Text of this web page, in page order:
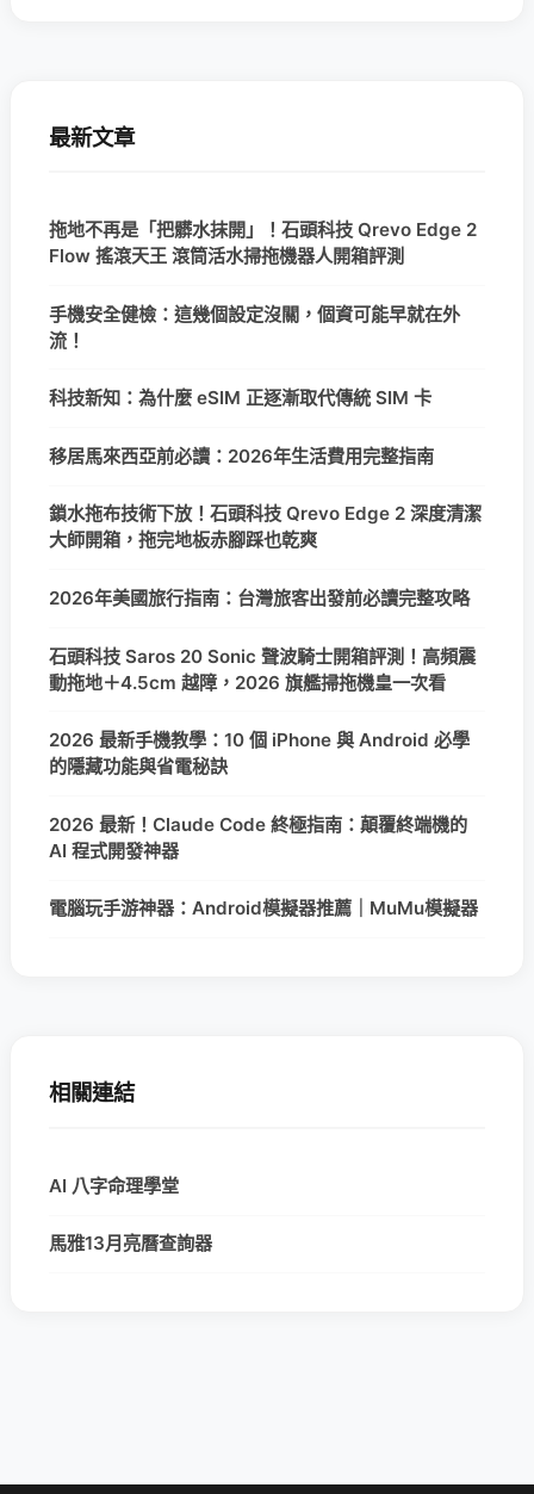
最新文章
拖地不再是「把髒水抹開」！石頭科技 Qrevo Edge 2
Flow 搖滾天王 滾筒活水掃拖機器人開箱評測
手機安全健檢：這幾個設定沒關，個資可能早就在外
流！
科技新知：為什麼 eSIM 正逐漸取代傳統 SIM 卡
移居馬來西亞前必讀：2026年生活費用完整指南
鎖水拖布技術下放！石頭科技 Qrevo Edge 2 深度清潔
大師開箱，拖完地板赤腳踩也乾爽
2026年美國旅行指南：台灣旅客出發前必讀完整攻略
石頭科技 Saros 20 Sonic 聲波騎士開箱評測！高頻震
動拖地＋4.5cm 越障，2026 旗艦掃拖機皇一次看
2026 最新手機教學：10 個 iPhone 與 Android 必學
的隱藏功能與省電秘訣
2026 最新！Claude Code 終極指南：顛覆終端機的
AI 程式開發神器
電腦玩手游神器：Android模擬器推薦｜MuMu模擬器
相關連結
AI 八字命理學堂
馬雅13月亮曆查詢器